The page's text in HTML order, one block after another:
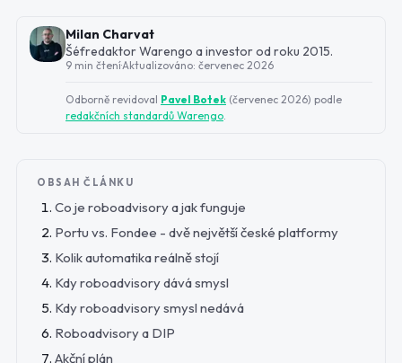
Milan Charvat
Šéfredaktor Warengo a investor od roku 2015.
9 min čtení·Aktualizováno: červenec 2026
Odborně revidoval Pavel Botek (červenec 2026) podle
redakčních standardů Warengo.
OBSAH ČLÁNKU
Co je roboadvisory a jak funguje
Portu vs. Fondee - dvě největší české platformy
Kolik automatika reálně stojí
Kdy roboadvisory dává smysl
Kdy roboadvisory smysl nedává
Roboadvisory a DIP
Akční plán